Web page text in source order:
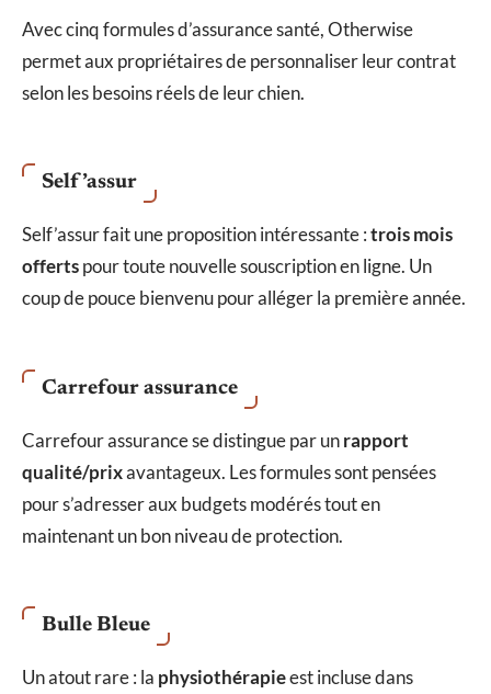
Avec cinq formules d’assurance santé, Otherwise
permet aux propriétaires de personnaliser leur contrat
selon les besoins réels de leur chien.
Self’assur
Self’assur fait une proposition intéressante :trois mois
offertspour toute nouvelle souscription en ligne. Un
coup de pouce bienvenu pour alléger la première année.
Carrefour assurance
Carrefour assurance se distingue par unrapport
qualité/prixavantageux. Les formules sont pensées
pour s’adresser aux budgets modérés tout en
maintenant un bon niveau de protection.
Bulle Bleue
Un atout rare : la physiothérapieest incluse dans